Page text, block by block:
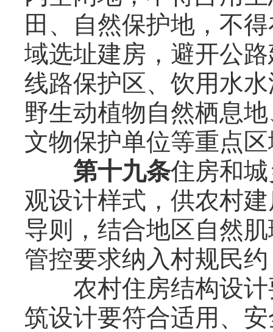
田、自然保护地，不
域选址建房，避开公
线路保护区、饮用水
野生动植物自然栖息
文物保护单位等重点
第十九条住房和
观设计样式，供农村
导则，结合地区自然
管控要求纳入村规民
农村住房结构设计
筑设计要符合适用、